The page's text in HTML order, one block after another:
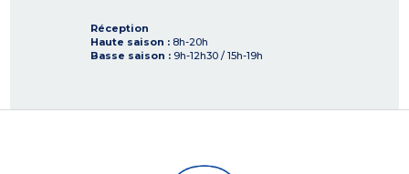
Réception
Haute saison : 8h-20h
Basse saison : 9h-12h30 / 15h-19h